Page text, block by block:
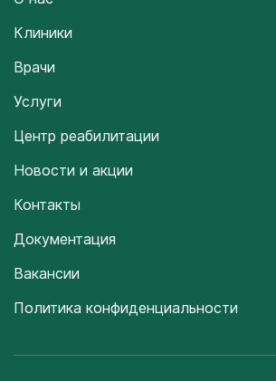
Клиники
Врачи
Услуги
Центр реабилитации
Новости и акции
Контакты
Документация
Вакансии
Политика конфиденциальности